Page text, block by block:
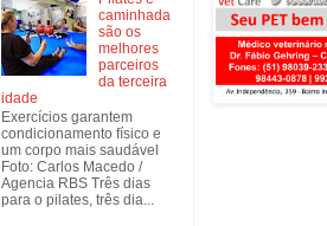
caminhada
são os
melhores
parceiros
da terceira
idade
Exercícios garantem
condicionamento físico e
um corpo mais saudável
Foto: Carlos Macedo /
Agencia RBS Três dias
para o pilates, três dia...